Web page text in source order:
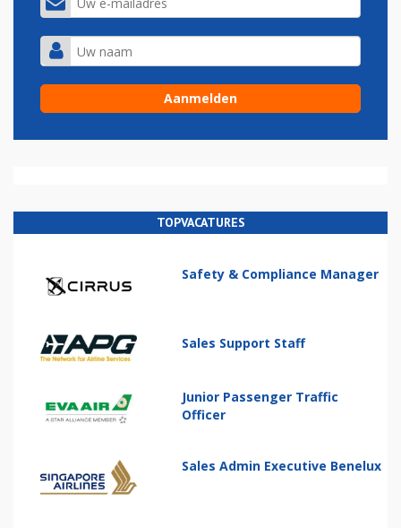
TOPVACATURES
Safety & Compliance Manager
Sales Support Staff
Junior Passenger Traffic
Officer
Sales Admin Executive Benelux